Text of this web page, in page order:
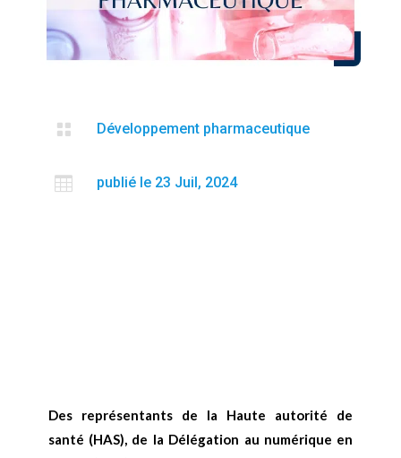
 Développement pharmaceutique
 publié le 23 Juil, 2024
Des représentants de la Haute autorité de
santé (HAS), de la Délégation au numérique en